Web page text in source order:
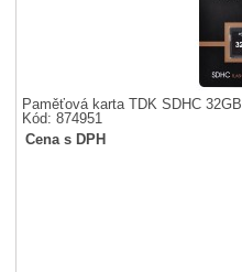
Paměťová karta TDK SDHC 32GB
Kód: 874951
Cena s DPH